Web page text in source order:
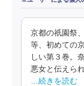
京都の祇園祭
等、初めての
しい第３巻。
悪女と伝えら
…続きを読む